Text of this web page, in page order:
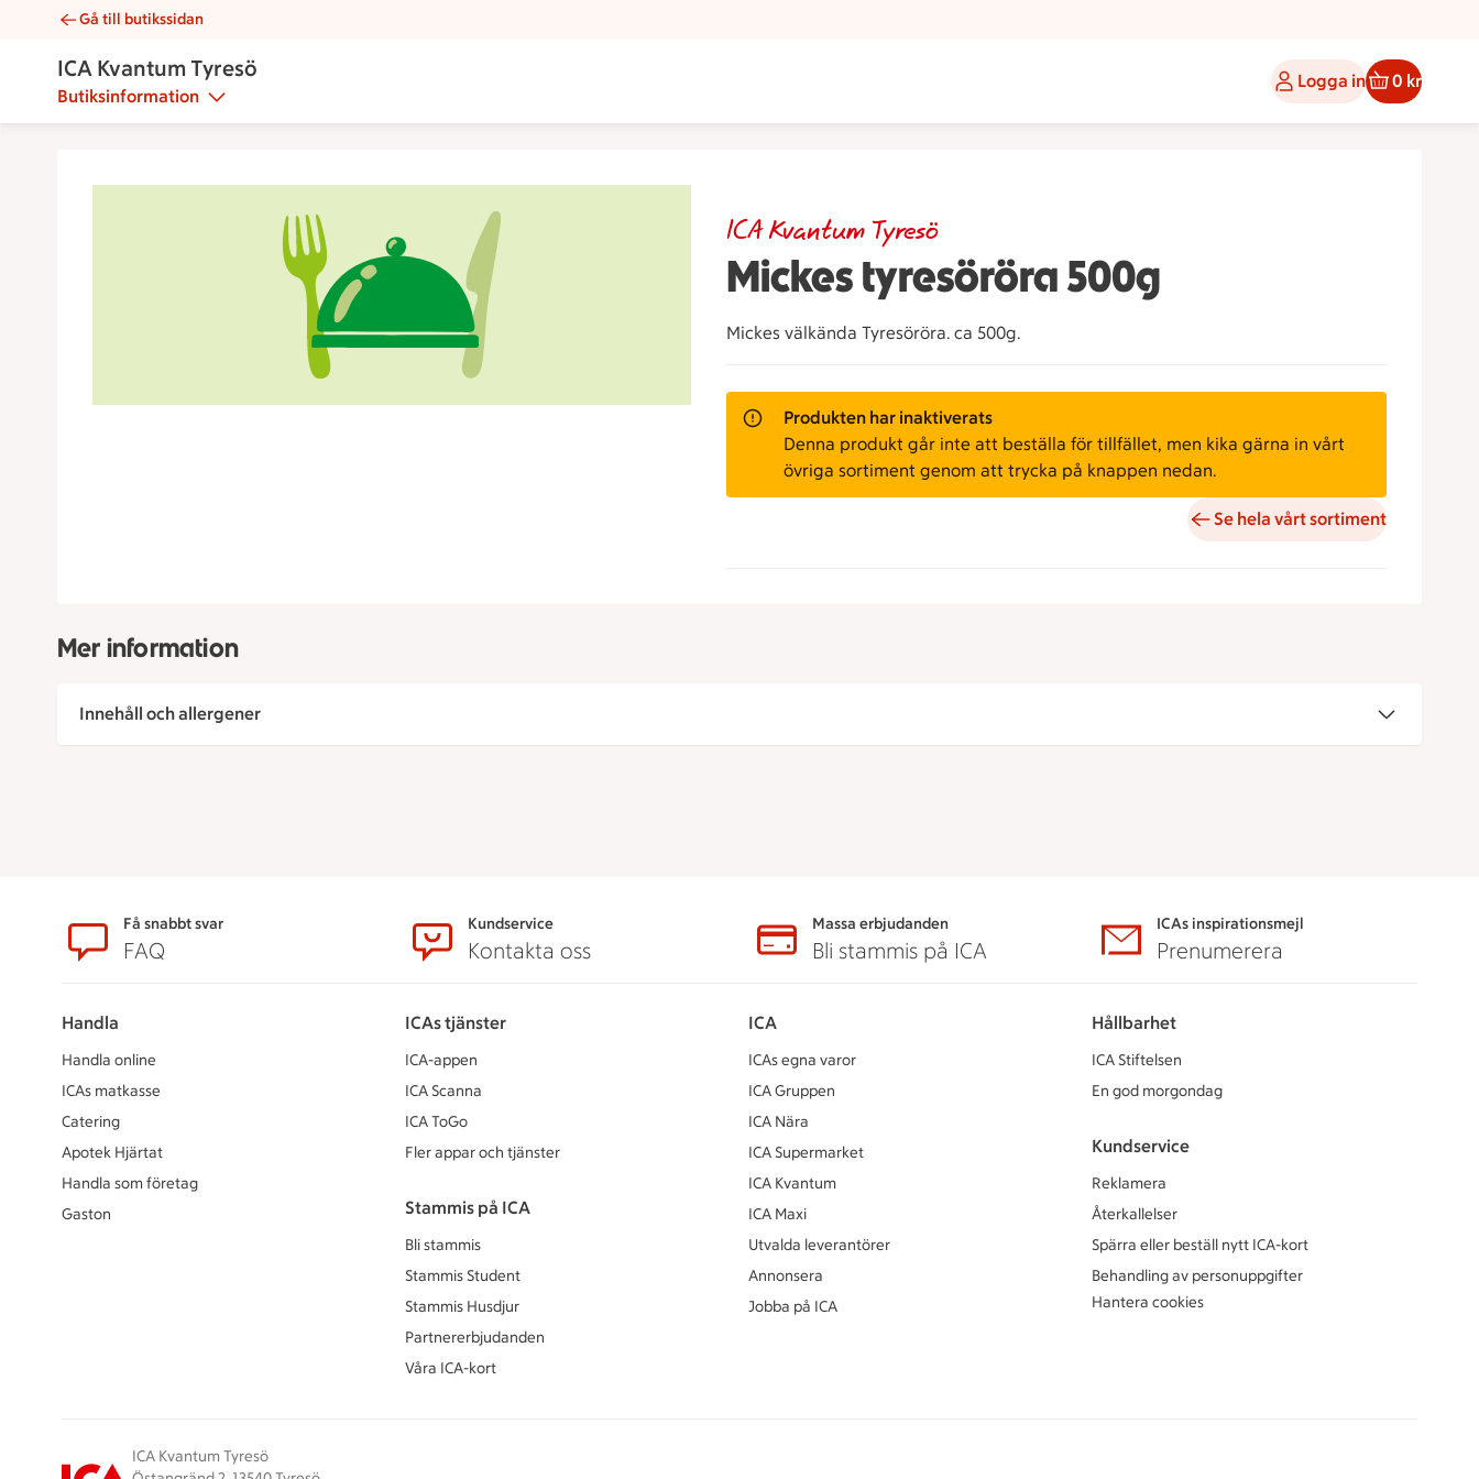
Mickes tyresöröra 500g | Catering ICA Kvantum Tyresö
Gå till butikssidan
ICA Kvantum Tyresö
Butiksinformation
Logga in 0 kr
Mickes tyresöröra 500g
ICA Kvantum Tyresö
Mickes välkända Tyresöröra. ca 500g.
Produkten har inaktiverats
Denna produkt går inte att beställa för tillfället, men kika gärna in vårt
övriga sortiment genom att trycka på knappen nedan.
Se hela vårt sortiment
Mer information
Innehåll och allergener
SidfotFå snabbt svar
FAQ
Kundservice
Kontakta oss
Massa erbjudanden
Bli stammis på ICA
ICAs inspirationsmejl
Prenumerera
Handla
Handla online
ICAs matkasse
Catering
Apotek Hjärtat
Handla som företag
Gaston
ICAs tjänster
ICA-appen
ICA Scanna
ICA ToGo
Fler appar och tjänster
Stammis på ICA
Bli stammis
Stammis Student
Stammis Husdjur
Partnererbjudanden
Våra ICA-kort
ICA
ICAs egna varor
ICA Gruppen
ICA Nära
ICA Supermarket
ICA Kvantum
ICA Maxi
Utvalda leverantörer
Annonsera
Jobba på ICA
Hållbarhet
ICA Stiftelsen
En god morgondag
Kundservice
Reklamera
Återkallelser
Spärra eller beställ nytt ICA-kort
Behandling av personuppgifter
Hantera cookies
ICA Kvantum Tyresö